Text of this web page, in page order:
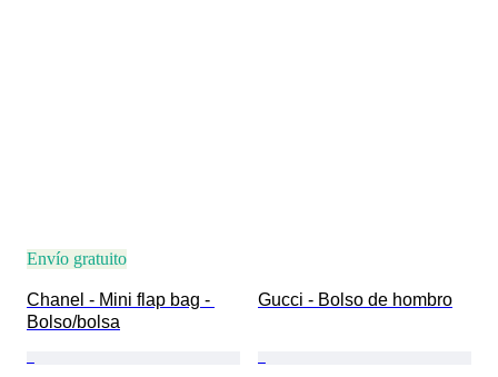
Envío gratuito
Chanel - Mini flap bag -
Bolso/bolsa
Gucci - Bolso de hombro